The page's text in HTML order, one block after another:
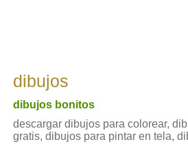
dibujos
dibujos bonitos
descargar dibujos para colorear,
gratis, dibujos para pintar en tela,